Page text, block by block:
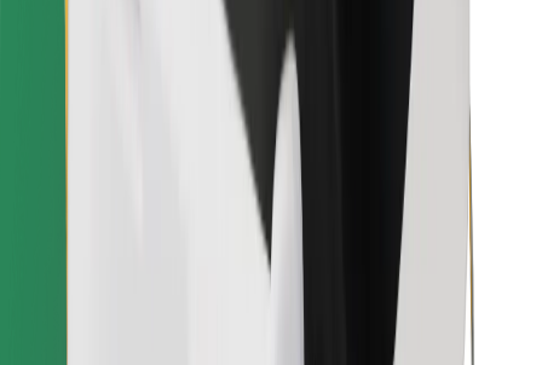
Zatraži vožnju i putuj kroz nekoliko minuta!
Preuzmi aplikaciju Bolt
Pronađi svoje najdraže jelo!
Preuzmi aplikaciju Bolt Food